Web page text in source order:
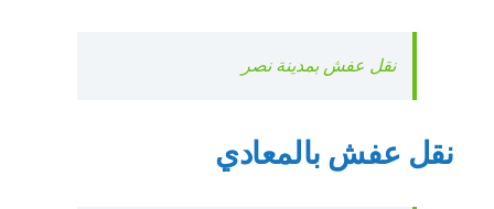
نقل عفش بمدينة نصر
نقل عفش بالمعادي